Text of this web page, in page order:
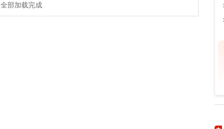
全部加载完成